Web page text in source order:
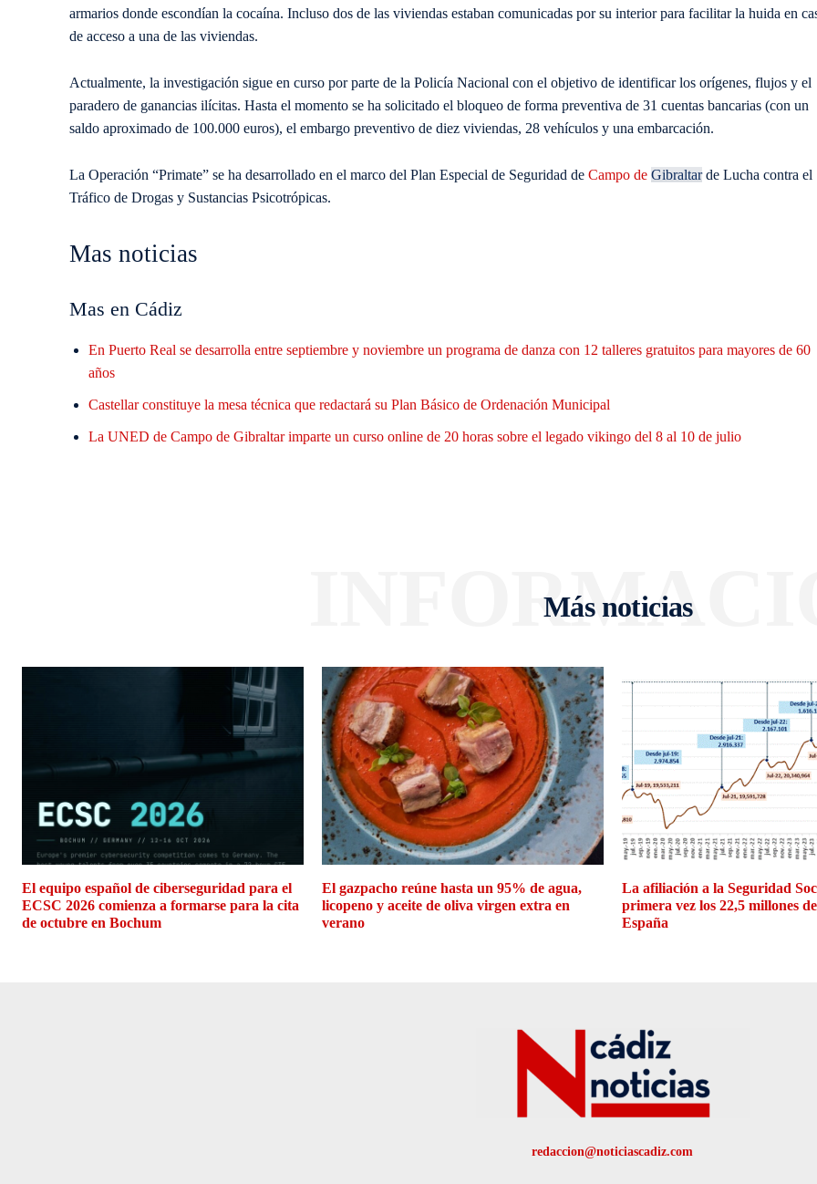
armarios donde escondían la cocaína. Incluso dos de las viviendas estaban comunicadas por su interior para facilitar la huida en
de acceso a una de las viviendas.
Actualmente, la investigación sigue en curso por parte de la Policía Nacional con el objetivo de identificar los orígenes, flujos y el
paradero de ganancias ilícitas. Hasta el momento se ha solicitado el bloqueo de forma preventiva de 31 cuentas bancarias (con un
saldo aproximado de 100.000 euros), el embargo preventivo de diez viviendas, 28 vehículos y una embarcación.
La Operación “Primate” se ha desarrollado en el marco del Plan Especial de Seguridad de Campo de Gibraltarde Lucha contra el
Tráfico de Drogas y Sustancias Psicotrópicas.
Mas noticias
Mas en Cádiz
En Puerto Real se desarrolla entre septiembre y noviembre un programa de danza con 12 talleres gratuitos para mayores de 60
años
Castellar constituye la mesa técnica que redactará su Plan Básico de Ordenación Municipal
La UNED de Campo de Gibraltar imparte un curso online de 20 horas sobre el legado vikingo del 8 al 10 de julio
Más noticias
El equipo español de ciberseguridad para el
ECSC 2026 comienza a formarse para la cita
de octubre en Bochum
El gazpacho reúne hasta un 95% de agua,
licopeno y aceite de oliva virgen extra en
verano
La afiliación a la Seguridad
primera vez los 22,5 millones
España
redaccion@noticiascadiz.com